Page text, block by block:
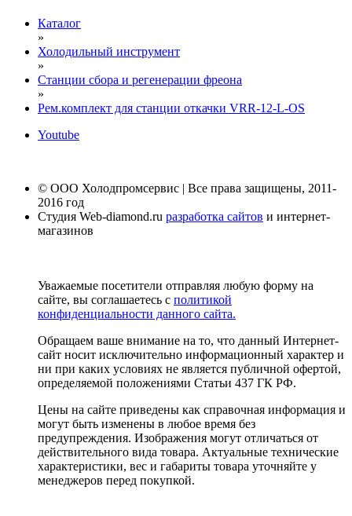
Каталог
»
Холодильный инструмент
»
Станции сбора и регенерации фреона
»
Рем.комплект для станции откачки VRR-12-L-OS
Youtube
© ООО Холодпромсервис | Все права защищены, 2011-
2016 год
Студия Web-diamond.ru разработка сайтов и интернет-
магазинов
Уважаемые посетители отправляя любую форму на
сайте, вы соглашаетесь с политикой
конфиденциальности данного сайта.
Обращаем ваше внимание на то, что данный Интернет-
сайт носит исключительно информационный характер и
ни при каких условиях не является публичной офертой,
определяемой положениями Статьи 437 ГК РФ.
Цены на сайте приведены как справочная информация и
могут быть изменены в любое время без
предупреждения. Изображения могут отличаться от
действительного вида товара. Актуальные технические
характеристики, вес и габариты товара уточняйте у
менеджеров перед покупкой.